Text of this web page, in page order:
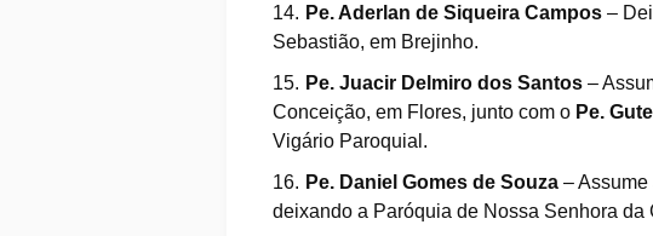
Pe. Aderlan de Siqueira Campos –
Sebastião, em Brejinho.
Pe. Juacir Delmiro dos Santos –
Conceição, em Flores, junto com o Pe.
Vigário Paroquial.
Pe. Daniel Gomes de Souza –
deixando a Paróquia de Nossa Senhora da